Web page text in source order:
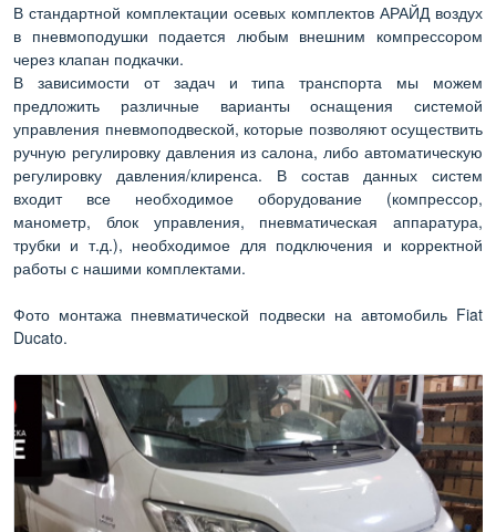
В стандартной комплектации осевых комплектов АРАЙД воздух
в пневмоподушки подается любым внешним компрессором
через клапан подкачки.
В зависимости от задач и типа транспорта мы можем
предложить различные варианты оснащения системой
управления пневмоподвеской, которые позволяют осуществить
ручную регулировку давления из салона, либо автоматическую
регулировку давления/клиренса. В состав данных систем
входит все необходимое оборудование (компрессор,
манометр, блок управления, пневматическая аппаратура,
трубки и т.д.), необходимое для подключения и корректной
работы с нашими комплектами.
Фото монтажа пневматической подвески на автомобиль Fiat
Ducato.